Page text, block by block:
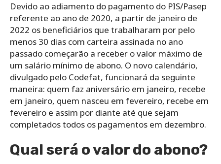
Devido ao adiamento do pagamento do PIS/Pasep
referente ao ano de 2020, a partir de janeiro de
2022 os beneficiários que trabalharam por pelo
menos 30 dias com carteira assinada no ano
passado começarão a receber o valor máximo de
um salário mínimo de abono. O novo calendário,
divulgado pelo Codefat, funcionará da seguinte
maneira: quem faz aniversário em janeiro, recebe
em janeiro, quem nasceu em fevereiro, recebe em
fevereiro e assim por diante até que sejam
completados todos os pagamentos em dezembro.
Qual será o valor do abono?